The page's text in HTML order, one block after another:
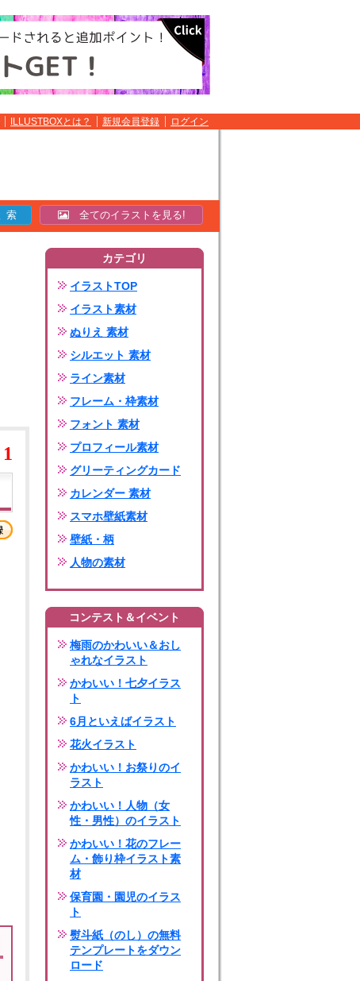
ILLUSTBOXとは？ 新規会員登録 ログイン
全てのイラストを見る!
1
カテゴリ
イラストTOP
イラスト素材
ぬりえ 素材
シルエット 素材
ライン素材
フレーム・枠素材
フォント 素材
プロフィール素材
グリーティングカード
カレンダー 素材
スマホ壁紙素材
壁紙・柄
人物の素材
コンテスト＆イベント
梅雨のかわいい＆おし
ゃれなイラスト
かわいい！七夕イラス
ト
6月といえばイラスト
花火イラスト
かわいい！お祭りのイ
ラスト
かわいい！人物（女
性・男性）のイラスト
かわいい！花のフレー
ム・飾り枠イラスト素
材
保育園・園児のイラス
ト
熨斗紙（のし）の無料
テンプレートをダウン
ロード